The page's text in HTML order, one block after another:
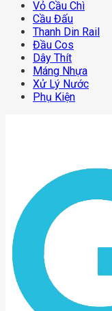
Vỏ Cầu Chì
Cầu Đấu
Thanh Din Rail
Đầu Cos
Dây Thít
Máng Nhựa
Xử Lý Nước
Phụ Kiện